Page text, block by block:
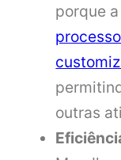
porque
outras